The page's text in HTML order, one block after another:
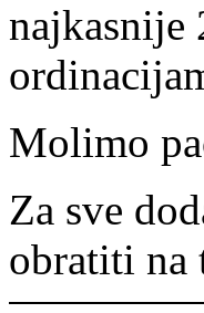
najkasnije
Molimo
Za sve
obratiti na